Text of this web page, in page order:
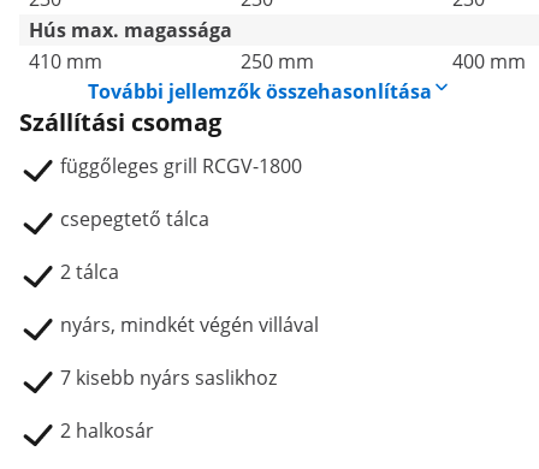
Hús max. magassága
410 mm
250 mm
400 mm
További jellemzők összehasonlítása
Szállítási csomag
függőleges grill RCGV-1800
csepegtető tálca
2 tálca
nyárs, mindkét végén villával
7 kisebb nyárs saslikhoz
2 halkosár